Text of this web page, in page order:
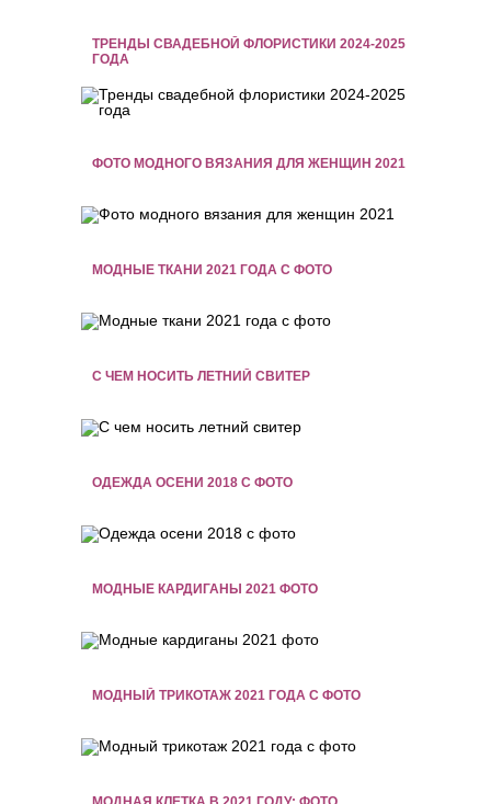
ТРЕНДЫ СВАДЕБНОЙ ФЛОРИСТИКИ 2024-2025
ГОДА
ФОТО МОДНОГО ВЯЗАНИЯ ДЛЯ ЖЕНЩИН 2021
МОДНЫЕ ТКАНИ 2021 ГОДА С ФОТО
С ЧЕМ НОСИТЬ ЛЕТНИЙ СВИТЕР
ОДЕЖДА ОСЕНИ 2018 С ФОТО
МОДНЫЕ КАРДИГАНЫ 2021 ФОТО
МОДНЫЙ ТРИКОТАЖ 2021 ГОДА С ФОТО